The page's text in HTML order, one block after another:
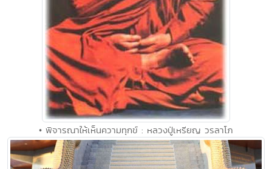
• พิจารณาให้เห็นความทุกข์ : หลวงปู่เหรียญ วรลาโภ